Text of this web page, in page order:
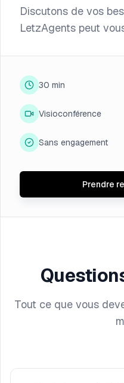
Discutons de vos
LetzAgents peut
30 min
Visioconférence
Sans engagement
Prendre
Tout ce que vous